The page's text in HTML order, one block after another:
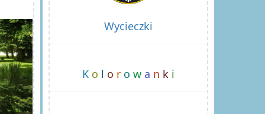
Wycieczki
K o l o r o w a n k i